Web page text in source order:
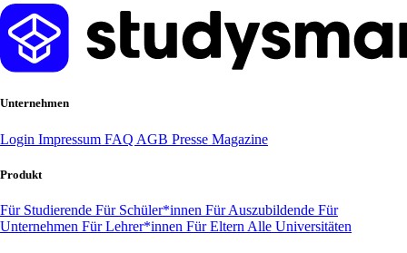
Unternehmen
Login Impressum FAQ AGB Presse Magazine
Produkt
Für Studierende Für Schüler*innen Für Auszubildende Für
Unternehmen Für Lehrer*innen Für Eltern Alle Universitäten